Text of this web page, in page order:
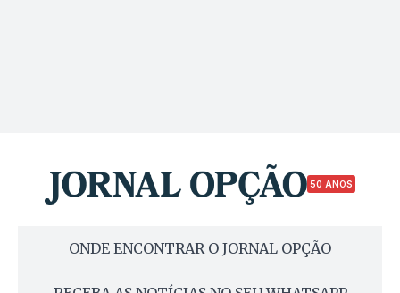
50 ANOS
ONDE ENCONTRAR O JORNAL OPÇÃO